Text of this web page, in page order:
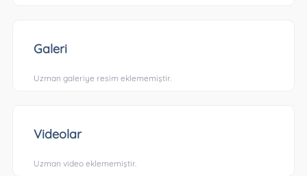
Galeri
Uzman galeriye resim eklememiştir.
Videolar
Uzman video eklememiştir.